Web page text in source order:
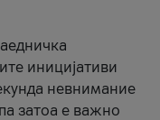
иницијативи
невнимание
затоа е важно